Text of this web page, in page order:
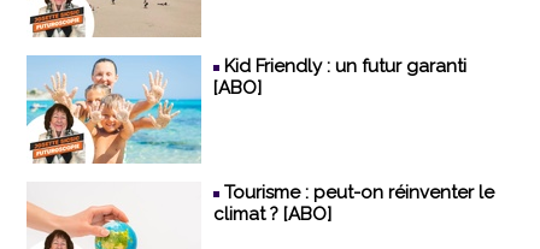
Kid Friendly : un futur garanti
[ABO]
Tourisme : peut-on réinventer le
climat ? [ABO]